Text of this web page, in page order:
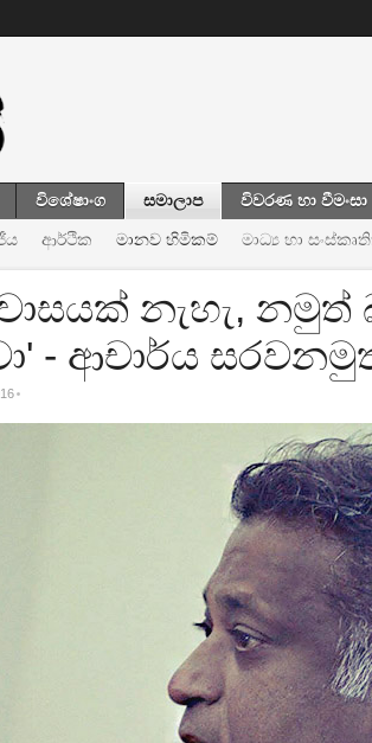
විශේෂාංග සමාලාප විවරණ හා වීමංසා
ආර්ථික මානව හිමිකම් මාධ්‍ය හා
නැහැ,
- ආචාර්ය